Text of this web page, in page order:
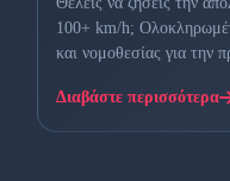
100+ km/h;
και νομοθεσίας για την
Διαβάστε περισσότερα